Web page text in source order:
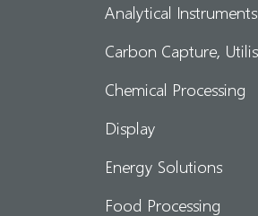
Analytical Instruments
Carbon Capture,
Chemical Processing
Display
Energy Solutions
Food Processing